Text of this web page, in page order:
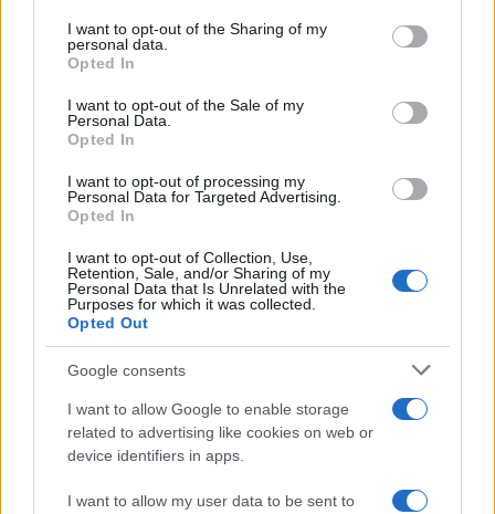
disclose it to other third parties.
Please note that this website/app uses one or more Google
services and may gather and store information including but
not limited to your visit or usage behaviour. You may click to
grant or deny consent to Google and its third-party tags to
consent section.
I want to opt-out of the Sharing of my
personal data.
Opted In
I want to opt-out of the Sale of my
Personal Data.
Opted In
I want to opt-out of processing my
Personal Data for Targeted Advertising.
Opted In
I want to opt-out of Collection, Use,
Retention, Sale, and/or Sharing of my
Personal Data that Is Unrelated with the
Purposes for which it was collected.
Opted Out
Google consents
I want to allow Google to enable storage
related to advertising like cookies on web or
device identifiers in apps.
I want to allow my user data to be sent to
Il libro /La letteratura che racconta l’estate
L’evento /Premio Dessì 2026, Villacidro si accende di
cultura